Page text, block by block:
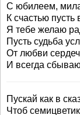
С юбилеем,
К счастью пусть
Я тебе желаю
Пусть судьба
От любви
И всегда
Пускай как в
Чтоб